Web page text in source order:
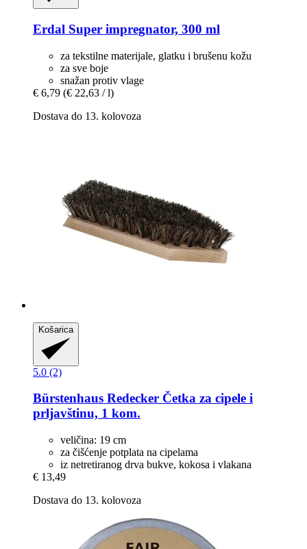
Erdal Super impregnator, 300 ml
za tekstilne materijale, glatku i brušenu kožu
za sve boje
snažan protiv vlage
€ 6,79 (€ 22,63 / l)
Dostava do 13. kolovoza
Košarica
5.0 (2)
Bürstenhaus Redecker Četka za cipele i
prljavštinu, 1 kom.
veličina: 19 cm
za čišćenje potplata na cipelama
iz netretiranog drva bukve, kokosa i vlakana
€ 13,49
Dostava do 13. kolovoza